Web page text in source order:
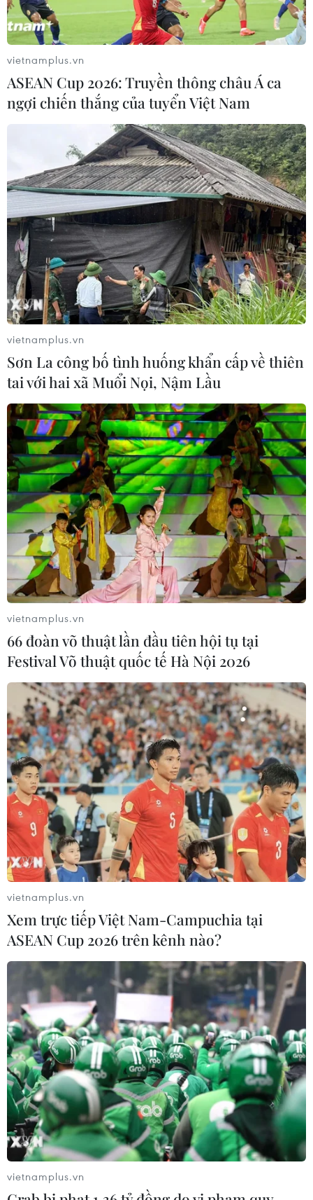
TIN CÙNG CHUYÊN MỤC
ASC 2026: Tiếp lửa đam mê khoa học
cho thế hệ trẻ Việt Nam
04/08/2026 14:08
Nghị quyết của Bộ Chính trị về công
tác người Việt Nam ở nước ngoài
04/08/2026 12:08
Việt Nam tham dự Trại hè Khoa học
châu Á 2026 tại Hong Kong
03/08/2026 10:14
Ngày Văn hóa Việt Nam góp phần lan
tỏa bản sắc dân tộc tại Đức ​
03/08/2026 03:55
Động đất tại Nhật Bản: Cộng đồng
người Việt dần ổn định
02/08/2026 12:20
Kiều bào - cầu nối lan tỏa hình ảnh
Việt Nam trong kỷ nguyên phát triển
vietnamplus.vn
ASEAN Cup 2026: Truyền thông châu Á ca
ngợi chiến thắng của tuyển Việt Nam
vietnamplus.vn
Sơn La công bố tình huống khẩn cấp về thiên
tai với hai xã Muổi Nọi, Nậm Lầu
vietnamplus.vn
66 đoàn võ thuật lần đầu tiên hội tụ tại
Festival Võ thuật quốc tế Hà Nội 2026
vietnamplus.vn
Xem trực tiếp Việt Nam-Campuchia tại
ASEAN Cup 2026 trên kênh nào?
vietnamplus.vn